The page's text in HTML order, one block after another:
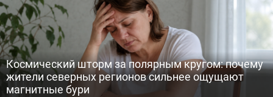
Космический шторм за полярным кругом: почему
жители северных регионов сильнее ощущают
магнитные бури